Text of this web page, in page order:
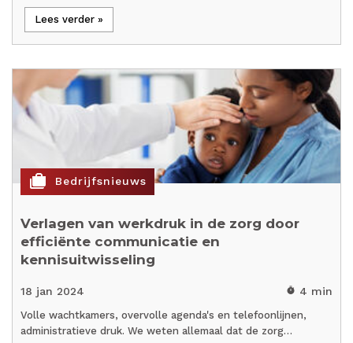
Lees verder »
cases Bedrijfsnieuws
Verlagen van werkdruk in de zorg door
efficiënte communicatie en
kennisuitwisseling
18 jan 2024 timer 4 min
Volle wachtkamers, overvolle agenda's en telefoonlijnen,
administratieve druk. We weten allemaal dat de zorg…